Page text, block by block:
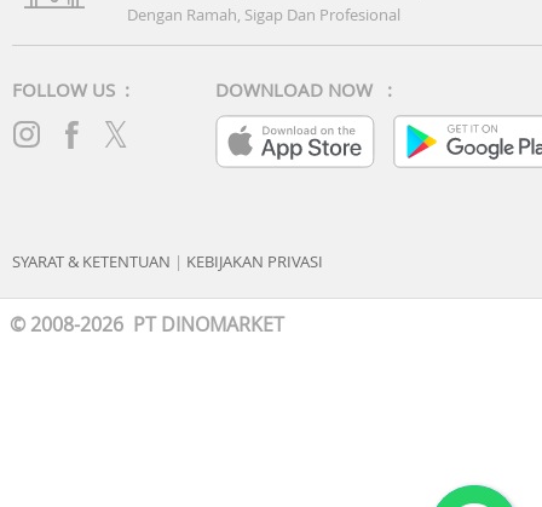
Dengan Ramah, Sigap Dan Profesional
FOLLOW US : DOWNLOAD NOW :
SYARAT & KETENTUAN | KEBIJAKAN PRIVASI
© 2008-2026 PT DINOMARKET